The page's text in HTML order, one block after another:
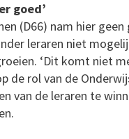
goed’
(D66) nam hier
leraren niet
‘Dit komt niet
de rol van de
van de leraren te